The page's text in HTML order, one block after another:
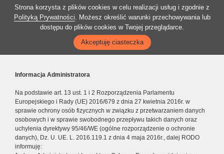
Strona korzysta z plików cookies w celu realizacji usług i zgodnie z
Polityką Prywatności. Możesz określić warunki przechowywania lub
dostępu do plików cookies w Twojej przeglądarce.
Akceptuję ciasteczka
Informacja Administratora
Na podstawie art. 13 ust. 1 i 2 Rozporządzenia Parlamentu
Europejskiego i Rady (UE) 2016/679 z dnia 27 kwietnia 2016r. w
sprawie ochrony osób fizycznych w związku z przetwarzaniem danych
osobowych i w sprawie swobodnego przepływu takich danych oraz
uchylenia dyrektywy 95/46/WE (ogólne rozporządzenie o ochronie
danych), Dz. U. UE. L. 2016.119.1 z dnia 4 maja 2016r., dalej RODO
informuję: